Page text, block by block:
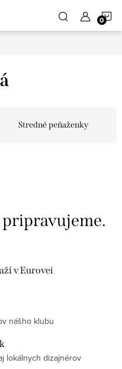
Stredné peňaženky
kategórie.
v Eurovei
nášho klubu
lokálnych dizajnérov